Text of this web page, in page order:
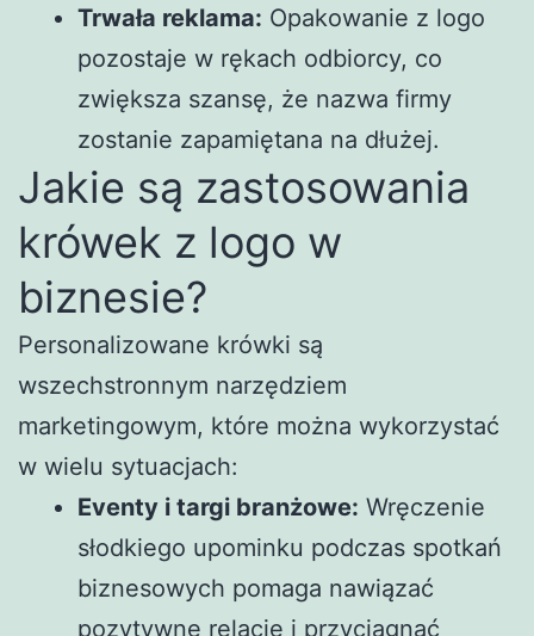
Trwała reklama: Opakowanie z logo
pozostaje w rękach odbiorcy, co
zwiększa szansę, że nazwa firmy
zostanie zapamiętana na dłużej.
Jakie są zastosowania
krówek z logo w
biznesie?
Personalizowane krówki są
wszechstronnym narzędziem
marketingowym, które można wykorzystać
w wielu sytuacjach:
Eventy i targi branżowe: Wręczenie
słodkiego upominku podczas spotkań
biznesowych pomaga nawiązać
pozytywne relacje i przyciągnąć